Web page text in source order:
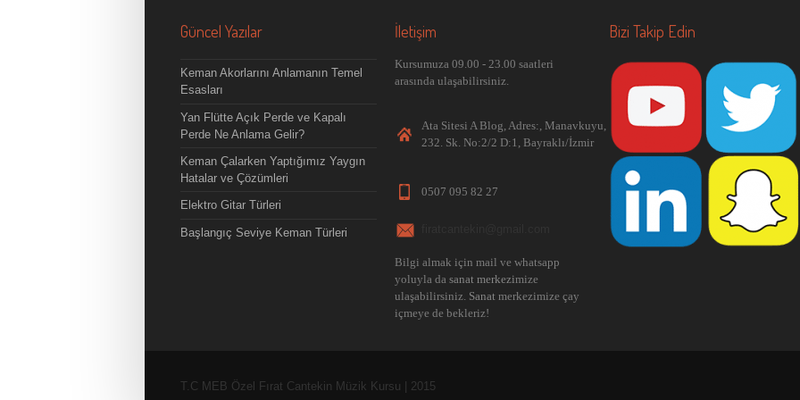
Güncel Yazılar
Keman Akorlarını Anlamanın Temel
Esasları
Yan Flütte Açık Perde ve Kapalı
Perde Ne Anlama Gelir?
Keman Çalarken Yaptığımız Yaygın
Hatalar ve Çözümleri
Elektro Gitar Türleri
Başlangıç Seviye Keman Türleri
İletişim
Kursumuza 09.00 - 23.00 saatleri
arasında ulaşabilirsiniz.
Ata Sitesi A Blog, Adres:, Manavkuyu,
232. Sk. No:2/2 D:1, Bayraklı/İzmir
0507 095 82 27
Bilgi almak için mail ve whatsapp
yoluyla da sanat merkezimize
ulaşabilirsiniz. Sanat merkezimize çay
içmeye de bekleriz!
Bizi Takip Edin
T.C MEB Özel Fırat Cantekin Müzik Kursu | 2015